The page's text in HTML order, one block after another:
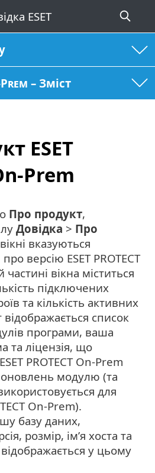
Prem – Зміст
ESET
Prem
Про продукт,
Довідка > Про
вказуються
версію ESET PROTECT
вікна міститься
підключених
та кількість активних
відображається список
програми, ваша
та ліцензія, що
PROTECT On-Prem
модулю (та
для
On-Prem).
базу даних,
розмір, ім’я хоста та
у цьому